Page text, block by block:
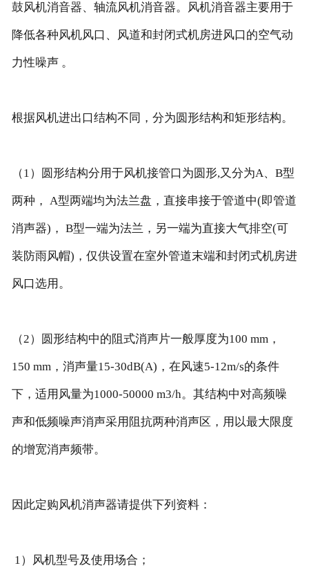
鼓风机消音器、轴流风机消音器。风机消音器主要用于
降低各种风机风口、风道和封闭式机房进风口的空气动
力性噪声 。
根据风机进出口结构不同，分为圆形结构和矩形结构。
（1）圆形结构分用于风机接管口为圆形,又分为A、B型
两种， A型两端均为法兰盘，直接串接于管道中(即管道
消声器)， B型一端为法兰，另一端为直接大气排空(可
装防雨风帽)，仅供设置在室外管道末端和封闭式机房进
风口选用。
（2）圆形结构中的阻式消声片一般厚度为100 mm，
150 mm，消声量15-30dB(A)，在风速5-12m/s的条件
下，适用风量为1000-50000 m3/h。其结构中对高频噪
声和低频噪声消声采用阻抗两种消声区，用以最大限度
的增宽消声频带。
因此定购风机消声器请提供下列资料：
1）风机型号及使用场合；